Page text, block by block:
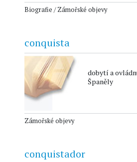
Biografie / Zámořské objevy
conquista
dobytí a
Španěly
Zámořské objevy
conquistador